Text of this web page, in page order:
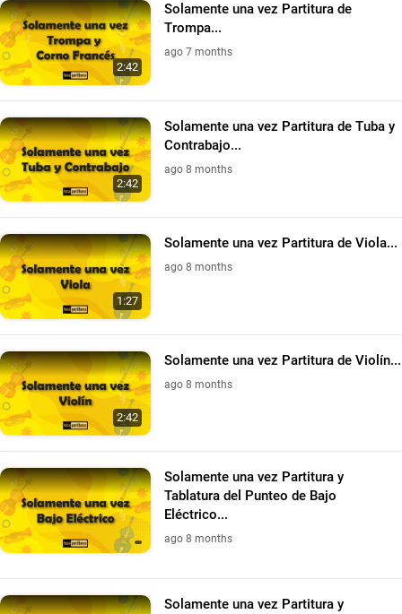
2:42
Solamente una vez Partitura de
Trompa...
ago 7 months
2:42
Solamente una vez Partitura de Tuba y
Contrabajo...
ago 8 months
1:27
Solamente una vez Partitura de Viola...
ago 8 months
2:42
Solamente una vez Partitura de Violín...
ago 8 months
Solamente una vez Partitura y
Tablatura del Punteo de Bajo
Eléctrico...
ago 8 months
Solamente una vez Partitura y